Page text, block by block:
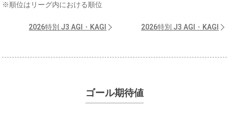
※順位はリーグ内における順位
2026特別 J3 AGI・KAGI 2026特別 J3 AGI・KAGI
ゴール期待値